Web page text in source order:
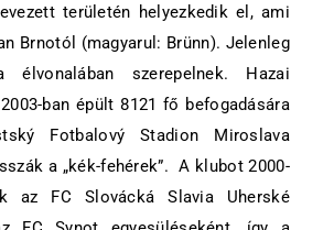
területén helyezkedik el, ami
Brnotól (magyarul: Brünn). Jelenleg
szerepelnek. Hazai
ban épült 8121 fő befogadására
Fotbalový Stadion Miroslava
a „kék-fehérek”. A klubot 2000-
az FC Slovácká Slavia Uherské